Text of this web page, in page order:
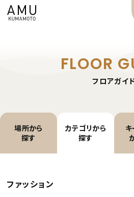
FLOOR
フロアガイ
場所から
探す
カテゴリから
探す
ファッション